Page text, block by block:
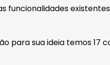
funcionalidades
para sua ideia temos 17